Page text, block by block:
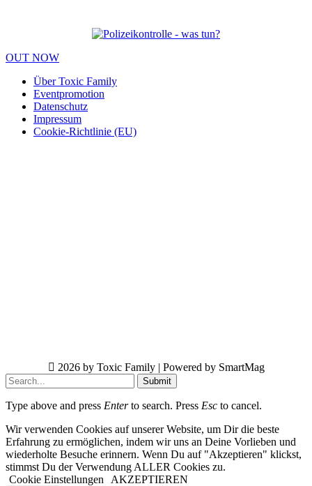
OUT NOW
Über Toxic Family
Eventpromotion
Datenschutz
Impressum
Cookie-Richtlinie (EU)
2026 by Toxic Family | Powered by SmartMag
Submit
Type above and press Enterto search. Press Esc to cancel.
Wir verwenden Cookies auf unserer Website, um Dir die beste
Erfahrung zu ermöglichen, indem wir uns an Deine Vorlieben und
wiederholte Besuche erinnern. Wenn Du auf "Akzeptieren" klickst,
stimmst Du der Verwendung ALLER Cookies zu.
Cookie Einstellungen
AKZEPTIEREN